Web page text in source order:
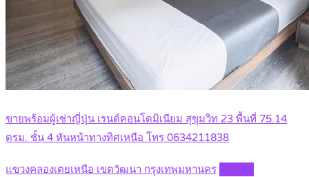
ขายพร้อมผู้เช่าญี่ปุ่น เรนด์คอนโดมิเนียม สุขุมวิท 23 พื้นที่ 75.14
ตรม. ชั้น 4 หันหน้าทางทิศเหนือ โทร 0634211838
แขวงคลองเตยเหนือ เขตวัฒนา กรุงเทพมหานคร